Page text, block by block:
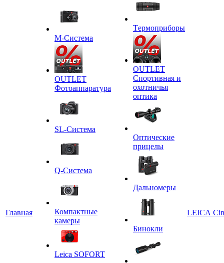
Главная
M-Система
OUTLET
Фотоаппаратура
SL-Система
Q-Cистема
Компактные
камеры
Leica SOFORT
Tермоприборы
OUTLET
Спортивная и
охотничья
оптика
Оптические
прицелы
Дальномеры
Бинокли
LEICA